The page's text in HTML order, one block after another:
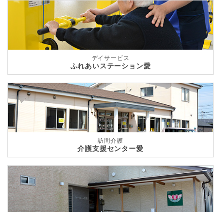
デイサービス
ふれあいステーション愛
訪問介護
介護支援センター愛